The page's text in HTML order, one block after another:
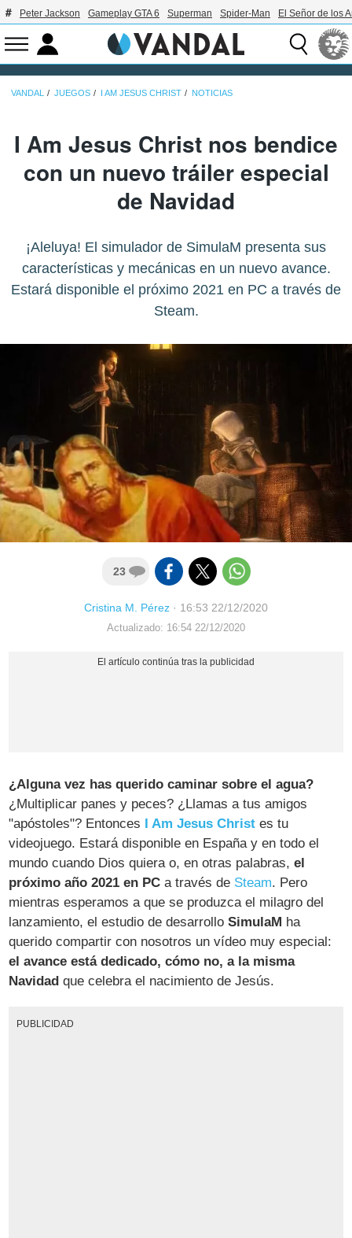
Peter Jackson Gameplay GTA 6 Superman Spider-Man El Señor de los
VANDAL JUEGOS I AM JESUS CHRIST NOTICIAS
I Am Jesus Christ nos bendice
con un nuevo tráiler especial
de Navidad
¡Aleluya! El simulador de SimulaM presenta sus
características y mecánicas en un nuevo avance.
Estará disponible el próximo 2021 en PC a través de
Steam.
23
Cristina M. Pérez · 16:53 22/12/2020
Actualizado: 16:54 22/12/2020
¿Alguna vez has querido caminar sobre el agua?
¿Multiplicar panes y peces? ¿Llamas a tus amigos
"apóstoles"? Entonces I Am Jesus Christ es tu
videojuego. Estará disponible en España y en todo el
mundo cuando Dios quiera o, en otras palabras,el
próximo año 2021 en PC a través de Steam. Pero
mientras esperamos a que se produzca el milagro del
lanzamiento, el estudio de desarrolloSimulaM ha
querido compartir con nosotros un vídeo muy especial:
el avance está dedicado, cómo no, a la misma
Navidad que celebra el nacimiento de Jesús.
PUBLICIDAD